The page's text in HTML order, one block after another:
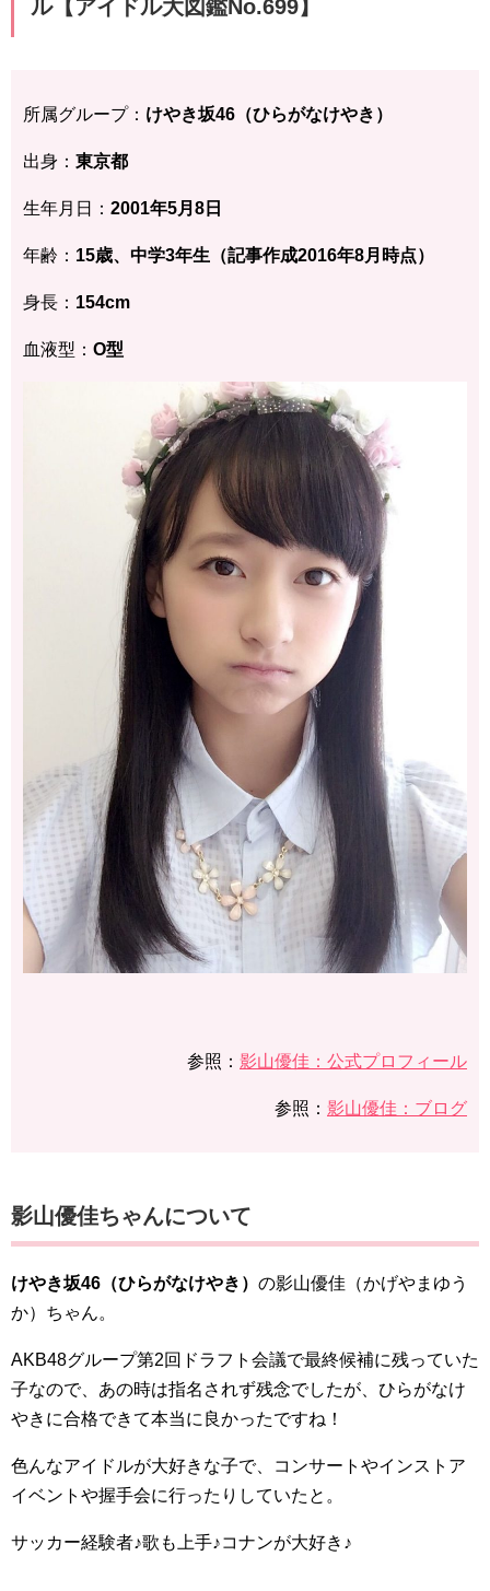
ル【アイドル大図鑑No.699】
所属グループ： けやき坂46（ひらがなけやき）
出身： 東京都
生年月日： 2001年5月8日
年齢： 15歳、中学3年生（記事作成2016年8月時点）
身長： 154cm
血液型： O型
参照： 影山優佳：公式プロフィール
参照： 影山優佳：ブログ
影山優佳ちゃんについて
けやき坂46（ひらがなけやき） の影山優佳（かげやまゆう
か）ちゃん。
AKB48グループ第2回ドラフト会議で最終候補に残っていた
子なので、あの時は指名されず残念でしたが、ひらがなけ
やきに合格できて本当に良かったですね！
色んなアイドルが大好きな子で、コンサートやインストア
イベントや握手会に行ったりしていたと。
サッカー経験者♪歌も上手♪コナンが大好き♪